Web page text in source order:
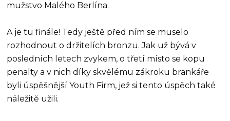
mužstvo Malého Berlína.
A je tu finále! Tedy ještě před ním se muselo
rozhodnout o držitelích bronzu. Jak už bývá v
posledních letech zvykem, o třetí místo se kopu
penalty a v nich díky skvělému zákroku brankáře
byli úspěšnější Youth Firm, jež si tento úspěch také
náležitě užili.